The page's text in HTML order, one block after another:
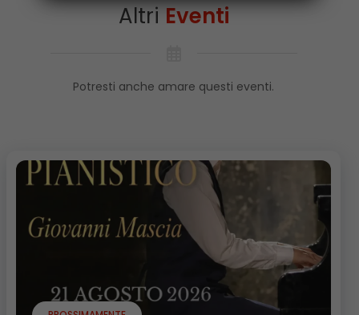
AltriEventi
Potresti anche amare questi eventi.